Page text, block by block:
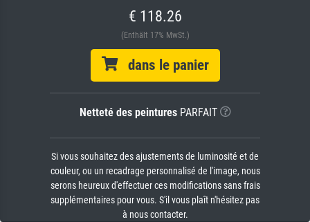
€ 118.26
(Enthält 17% MwSt.)
dans le panier
Netteté des peinturesPARFAIT
Si vous souhaitez des ajustements de luminosité et de
couleur, ou un recadrage personnalisé de l'image, nous
serons heureux d'effectuer ces modifications sans frais
supplémentaires pour vous. S'il vous plaît n'hésitez pas
à nous contacter.